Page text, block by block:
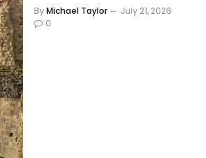
ByMichael Taylor
July 21, 2026
0